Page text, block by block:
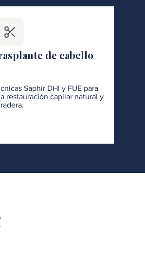
de cabello
Saphir DHI y FUE para
restauración capilar natural y